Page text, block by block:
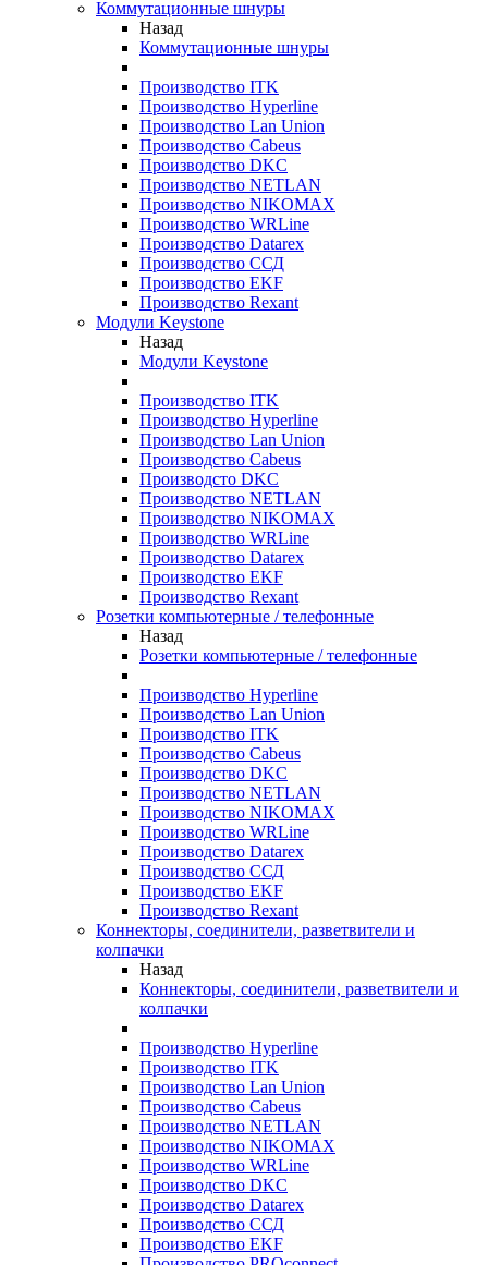
Коммутационные шнуры
Назад
Коммутационные шнуры
Производство ITK
Производство Hyperline
Производство Lan Union
Производство Cabeus
Производство DKC
Производство NETLAN
Производство NIKOMAX
Производство WRLine
Производство Datarex
Производство ССД
Производство EKF
Производство Rexant
Модули Keystone
Назад
Модули Keystone
Производство ITK
Производство Hyperline
Производство Lan Union
Производство Cabeus
Производсто DKC
Производство NETLAN
Производство NIKOMAX
Производство WRLine
Производство Datarex
Производство EKF
Производство Rexant
Розетки компьютерные / телефонные
Назад
Розетки компьютерные / телефонные
Производство Hyperline
Производство Lan Union
Производство ITK
Производство Cabeus
Производство DKC
Производство NETLAN
Производство NIKOMAX
Производство WRLine
Производство Datarex
Производство ССД
Производство EKF
Производство Rexant
Коннекторы, соединители, разветвители и
колпачки
Назад
Коннекторы, соединители, разветвители и
колпачки
Производство Hyperline
Производство ITK
Производство Lan Union
Производство Cabeus
Производство NETLAN
Производство NIKOMAX
Производство WRLine
Производство DKC
Производство Datarex
Производство ССД
Производство EKF